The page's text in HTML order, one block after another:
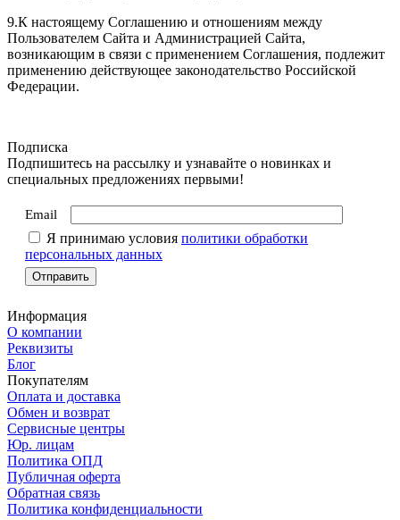
9.К настоящему Соглашению и отношениям между
Пользователем Сайта и Администрацией Сайта,
возникающим в связи с применением Соглашения, подлежит
применению действующее законодательство Российской
Федерации.
Подписка
Подпишитесь на рассылку и узнавайте о новинках и
специальных предложениях первыми!
Email
Я принимаю условия политики обработки
персональных данных
Информация
О компании
Реквизиты
Блог
Покупателям
Оплата и доставка
Обмен и возврат
Сервисные центры
Юр. лицам
Политика ОПД
Публичная оферта
Обратная связь
Политика конфиденциальности